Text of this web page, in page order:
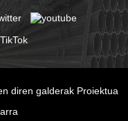
diren galderak Proiektua